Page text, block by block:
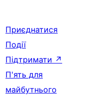
Приєднатися
Події
Підтримати ↗
П'ять для
майбутнього